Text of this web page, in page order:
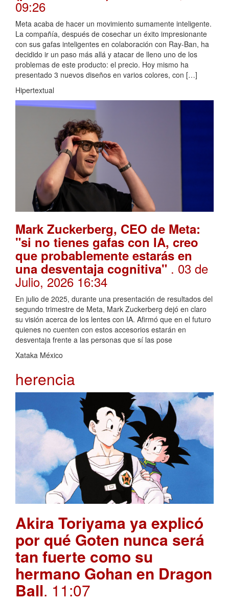
09:26
Meta acaba de hacer un movimiento sumamente inteligente.
La compañía, después de cosechar un éxito impresionante
con sus gafas inteligentes en colaboración con Ray-Ban, ha
decidido ir un paso más allá y atacar de lleno uno de los
problemas de este producto: el precio. Hoy mismo ha
presentado 3 nuevos diseños en varios colores, con […]
Hipertextual
Mark Zuckerberg, CEO de Meta:
"si no tienes gafas con IA, creo
que probablemente estarás en
una desventaja cognitiva" . 03 de
Julio, 2026 16:34
En julio de 2025, durante una presentación de resultados del
segundo trimestre de Meta, Mark Zuckerberg dejó en claro
su visión acerca de los lentes con IA. Afirmó que en el futuro
quienes no cuenten con estos accesorios estarán en
desventaja frente a las personas que sí las pose
Xataka México
herencia
Akira Toriyama ya explicó
por qué Goten nunca será
tan fuerte como su
hermano Gohan en Dragon
Ball. 11:07